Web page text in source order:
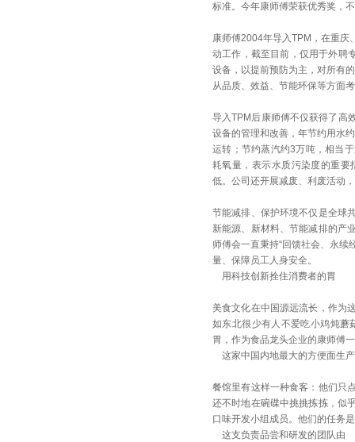
标准。今年康师傅荣获优秀奖，
康师傅2004年导入TPM，在重庆
动工作，截至目前，仅用于外聘
设备，以提前预防为主，对所有
从品质、效益、节能环保等方面
导入TPM后康师傅不仅获得了高
设备的管理和改善，年节约用水
运转；节约蒸汽约3万吨，相当
耗氧量，表示水质污染度的重
低。公司还开展减废、利废活动
节能减排、保护环境不仅是全球
新能源、新材料、节能减排的产
师傅会一直秉持“回馈社会、永
量、保障员工人身安全。
用科技创新拴住消费者的胃
美食文化在中国源远流长，作为
如东北很少有人不爱吃小鸡炖
胃，作为食品龙头企业的康师傅
这家中国内地最大的方便面生
餐馆里有这样一种食客：他们只
还不时地在碗碟中挑挑拣拣，似
口味开发小组成员。他们的任务
这支负责品尝和研发的团队由